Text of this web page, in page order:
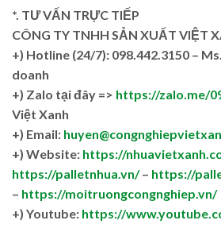
*. TƯ VẤN TRỰC TIẾP
CÔNG TY TNHH SẢN XUẤT VIỆT
+) Hotline (24/7): 098.442.3150 –
doanh
+) Zalo tại đây => https://zalo.me/
Việt Xanh
+) Email:
+) Website: https://
https://palletnhua.vn/– https://
– https://moitruongcongnghiep.vn/
+) Youtube: https://